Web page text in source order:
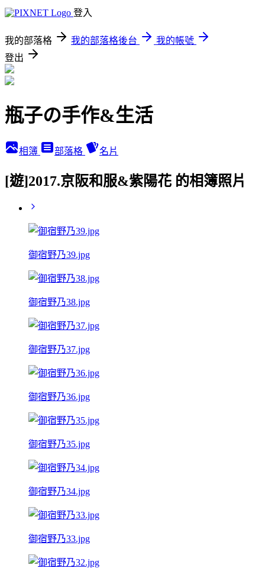
登入
我的部落格 我的部落格後台
我的帳號
登出
瓶子の手作&生活
相簿 部落格 名片
[遊]2017.京阪和服&紫陽花 的相簿照片
御宿野乃39.jpg
御宿野乃38.jpg
御宿野乃37.jpg
御宿野乃36.jpg
御宿野乃35.jpg
御宿野乃34.jpg
御宿野乃33.jpg